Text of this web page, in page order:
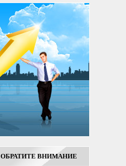
ОБРАТИТЕ ВНИМАНИЕ